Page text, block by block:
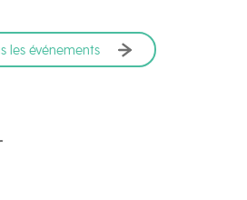
les événements